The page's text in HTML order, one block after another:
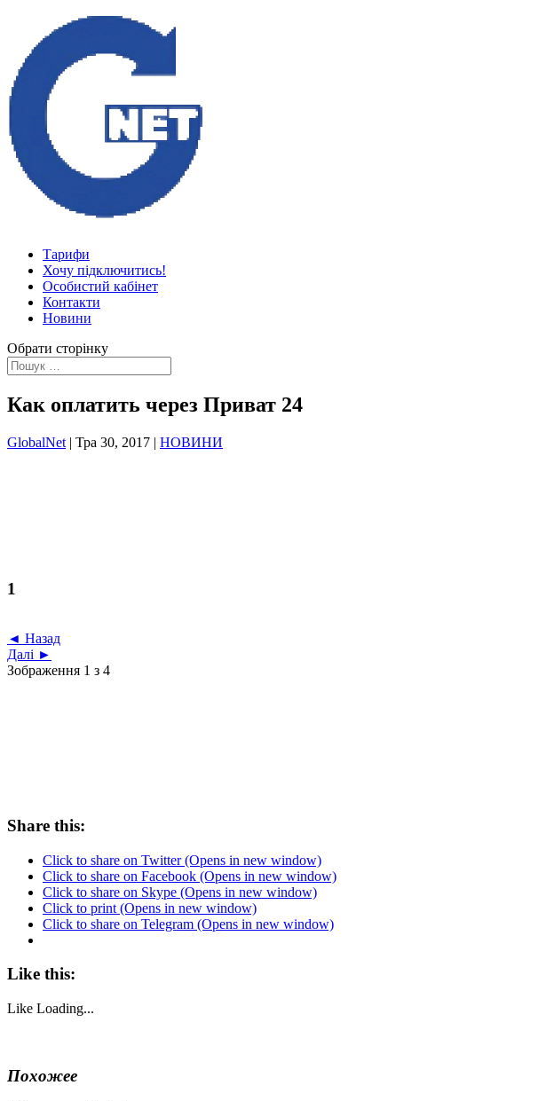
Тарифи
Хочу підключитись!
Особистий кабінет
Контакти
Новини
Обрати сторінку
Как оплатить через Приват 24
GlobalNet | Тра 30, 2017 | НОВИНИ
1
◄ Назад
Далі ►
Зображення 1 з 4
Share this:
Click to share on Twitter (Opens in new window)
Click to share on Facebook (Opens in new window)
Click to share on Skype (Opens in new window)
Click to print (Opens in new window)
Click to share on Telegram (Opens in new window)
Like this:
Like Loading...
Похожее